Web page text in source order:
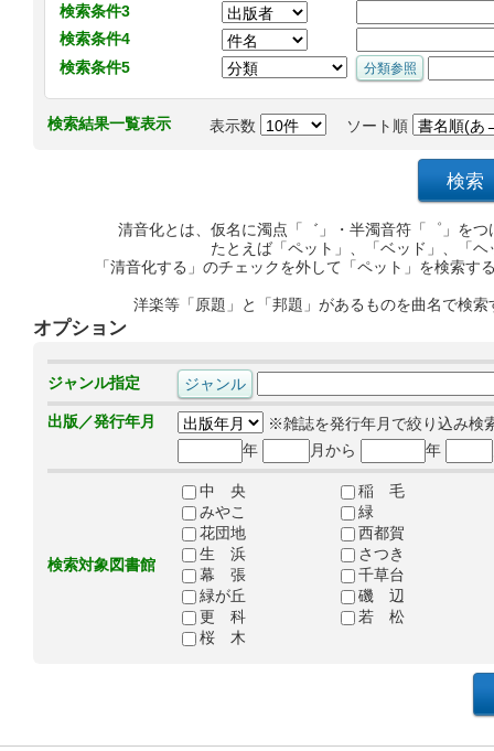
検索条件3
検索条件4
検索条件5
検索結果一覧表示 表示数 ソート順
清音化とは、仮名に濁点「゛」・半濁音符「゜」を
たとえば「ペット」、「ベッド」、「
「清音化する」のチェックを外して「ペット」を検索
洋楽等「原題」と「邦題」があるものを曲名で検
オプション
ジャンル指定
出版／発行年月
※雑誌を発行年月で絞り込み検
年
月から 年
検索対象図書館
中 央
稲 毛
みやこ
緑
花団地
西都賀
生 浜
さつき
幕 張
千草台
緑が丘
磯 辺
更 科
若 松
桜 木